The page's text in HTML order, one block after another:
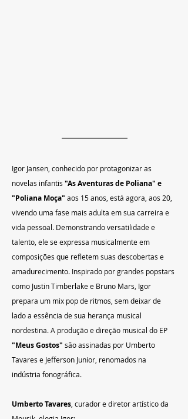
Igor Jansen, conhecido por protagonizar as
novelas infantis "As Aventuras de Poliana" e
"Poliana Moça" aos 15 anos, está agora, aos 20,
vivendo uma fase mais adulta em sua carreira e
vida pessoal. Demonstrando versatilidade e
talento, ele se expressa musicalmente em
composições que refletem suas descobertas e
amadurecimento. Inspirado por grandes popstars
como Justin Timberlake e Bruno Mars, Igor
prepara um mix pop de ritmos, sem deixar de
lado a essência de sua herança musical
nordestina. A produção e direção musical do EP
"Meus Gostos" são assinadas por Umberto
Tavares e Jefferson Junior, renomados na
indústria fonográfica.
Umberto Tavares , curador e diretor artístico da